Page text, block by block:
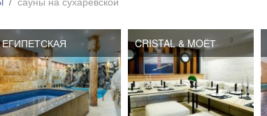
ЕГИПЕТСКАЯ CRISTAL & MOЁТ